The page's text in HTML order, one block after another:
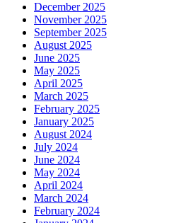
December 2025
November 2025
September 2025
August 2025
June 2025
May 2025
April 2025
March 2025
February 2025
January 2025
August 2024
July 2024
June 2024
May 2024
April 2024
March 2024
February 2024